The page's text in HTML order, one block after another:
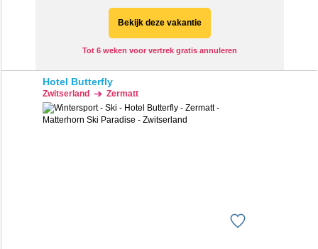
Bekijk deze vakantie
Tot 6 weken voor vertrek gratis annuleren
Hotel Butterfly
Zwitserland Zermatt